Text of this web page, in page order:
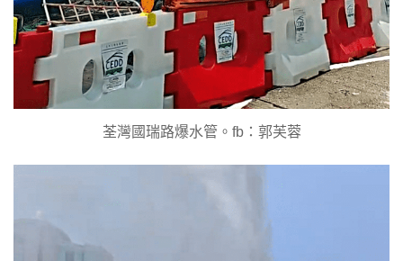
荃灣國瑞路爆水管。fb：郭芙蓉